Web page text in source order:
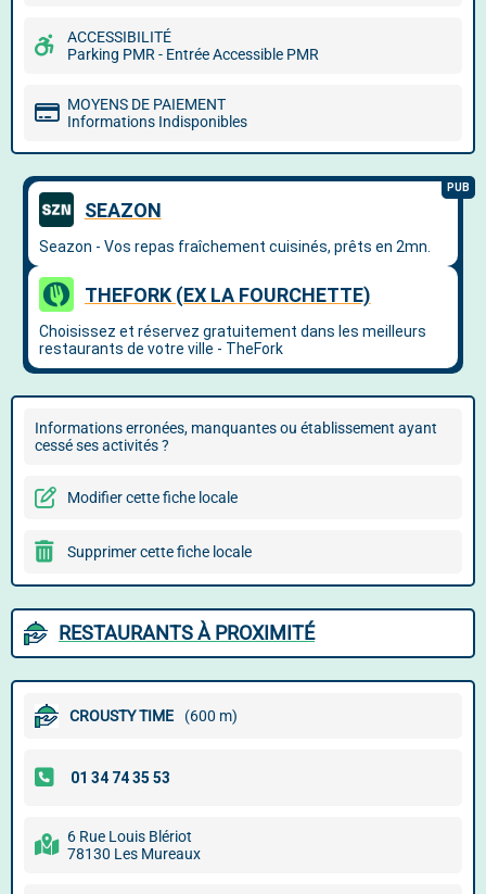
ACCESSIBILITÉ
Parking PMR - Entrée Accessible PMR
MOYENS DE PAIEMENT
Informations Indisponibles
Informations erronées, manquantes ou établissement ayant
cessé ses activités ?
Modifier cette fiche locale
Supprimer cette fiche locale
RESTAURANTS À PROXIMITÉ
CROUSTY TIME (600 m)
6 Rue Louis Blériot
78130 Les Mureaux